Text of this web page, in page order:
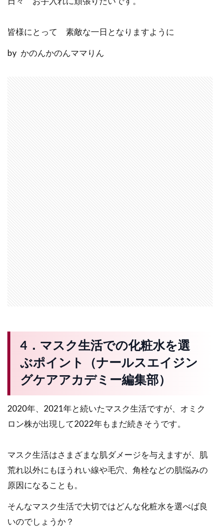
皆様にとって 素敵な一日となりますように
by かのんかのんママりん
4．マスク生活での化粧水を選
ぶポイント（ナールスエイジン
グケアアカデミー編集部）
2020年、2021年と続いたマスク生活ですが、オミク
ロン株が出現して2022年もまだ続きそうです。
マスク生活はさまざまな肌ダメージを与えますが、肌
荒れ以外にもほうれい線や毛穴、角栓などの肌悩みの
原因になることも。
そんなマスク生活で大切ではどんな化粧水を選べば良
いのでしょうか？